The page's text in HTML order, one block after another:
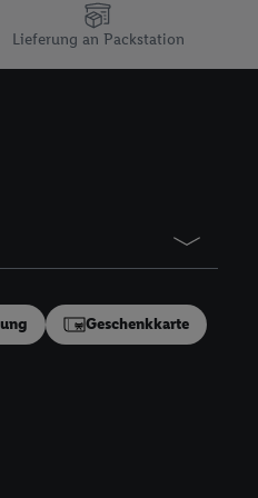
Lieferung an Packstation
Geschenkkarte